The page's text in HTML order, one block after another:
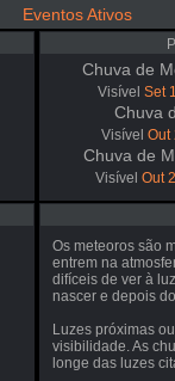
Eventos Ativos
Chuva de
Visível Set
Chuva
Visível Out
Chuva de
Visível Out
Os meteoros são
entrem na
difíceis de ver à
nascer e depois
Luzes próximas
visibilidade. As
longe das luzes